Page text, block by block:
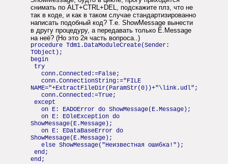
снимать по ALT+CTRL+DEL, подскажите плз, что не
так в коде, и как в таком случае стандартизированно
написать подобный код? Т.е. ShowMessage вынести
в другу процедуру, а передавать только E.Message
на неё? (Но это 2я часть вопроса..)
procedure Tdm1.DataModuleCreate(Sender:
TObject);
begin
try
conn.Connected:=False;
conn.ConnectionString:="FILE
NAME="+ExtractFileDir(ParamStr(0))+"\link.udl";
conn.Connected:=True;
except
on E: EADOError do ShowMessage(E.Message);
on E: EOleException do
ShowMessage(E.Message);
on E: EDataBaseError do
ShowMessage(E.Message);
else ShowMessage("Неизвестная ошибка!");
end;
end;